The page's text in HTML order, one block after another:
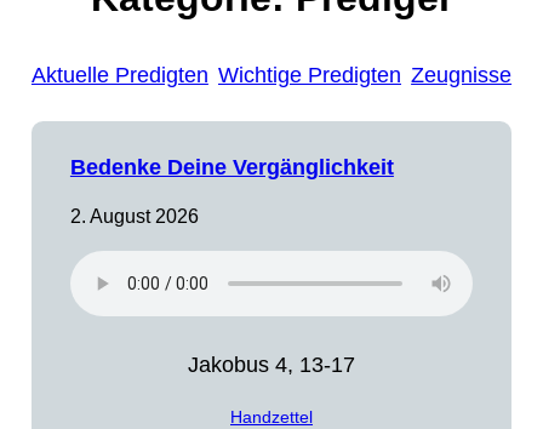
Aktuelle Predigten Wichtige Predigten Zeugnisse
Bedenke Deine Vergänglichkeit
2. August 2026
Jakobus 4, 13-17
Handzettel